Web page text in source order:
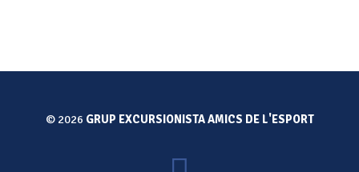
© 2026 GRUP EXCURSIONISTA AMICS DE L'ESPORT